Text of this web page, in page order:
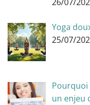
Yoga
25/07/
Pourquoi
un enjeu